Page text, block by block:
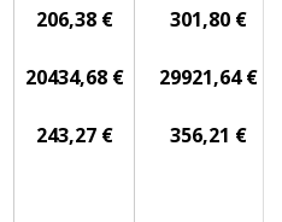
206,38 €
20434,68 €
243,27 €
301,80 €
29921,64 €
356,21 €